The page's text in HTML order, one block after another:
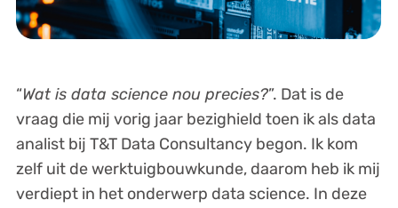
“Wat is data science nou precies?”. Dat is de
vraag die mij vorig jaar bezighield toen ik als data
analist bij T&T Data Consultancy begon. Ik kom
zelf uit de werktuigbouwkunde, daarom heb ik mij
verdiept in het onderwerp data science. In deze